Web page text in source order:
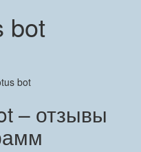
bot
– отзывы